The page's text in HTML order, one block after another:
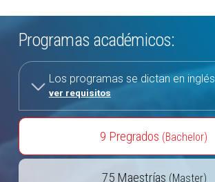
Programas académicos:
Los programas se dictan en inglés
ver requisitos
9 Pregrados (Bachelor)
75 Maestrías (Master)